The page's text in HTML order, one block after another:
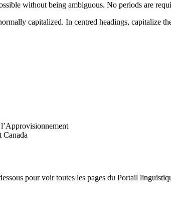
without being ambiguous. No periods are
capitalized. In centred headings, capitalize
Canada
pour voir toutes les pages du Portail